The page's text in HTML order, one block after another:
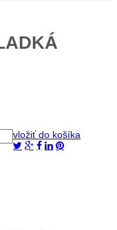
vložiť do košíka